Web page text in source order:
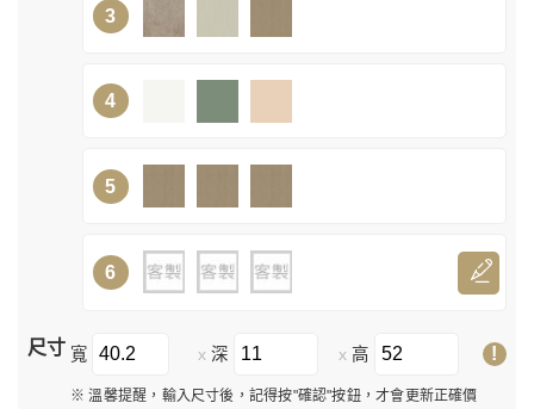
3
4
5
6
尺寸 寬 x 深 x 高 !
※ 溫馨提醒，輸入尺寸後，記得按"確認"按鈕，才會更新正確價